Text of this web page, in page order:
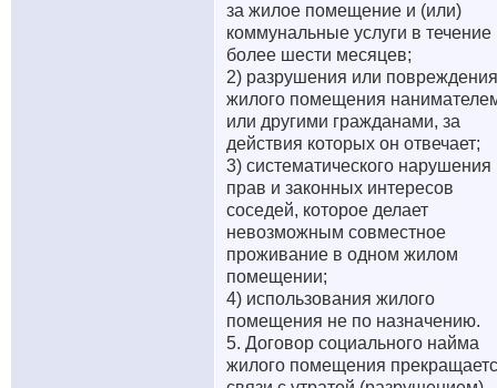
за жилое помещение и (или)
коммунальные услуги в течение
более шести месяцев;
2) разрушения или повреждения
жилого помещения
или другими гражданами, за
действия которых он отвечает;
3) систематического нарушения
прав и законных интересов
соседей, которое делает
невозможным совместное
проживание в одном жилом
помещении;
4) использования жилого
помещения не по назначению.
5. Договор социального найма
жилого помещения